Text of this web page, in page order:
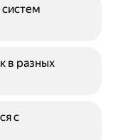
в разных
с